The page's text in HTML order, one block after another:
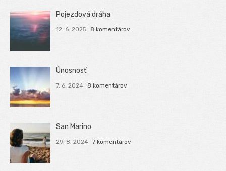
Pojezdová dráha
12. 6. 2025 8 komentárov
Únosnosť
7. 6. 2024 8 komentárov
San Marino
29. 8. 2024 7 komentárov